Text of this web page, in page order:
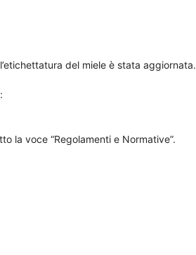
del miele è stata aggiornata.
la voce “Regolamenti e Normative”.